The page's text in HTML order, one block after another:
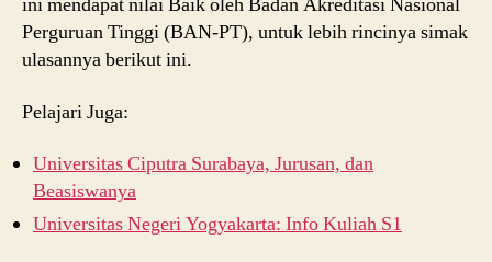
ini mendapat nilai Baik oleh Badan Akreditasi Nasional
Perguruan Tinggi (BAN-PT), untuk lebih rincinya simak
ulasannya berikut ini.
Pelajari Juga:
Universitas Ciputra Surabaya, Jurusan, dan
Beasiswanya
Universitas Negeri Yogyakarta: Info Kuliah S1